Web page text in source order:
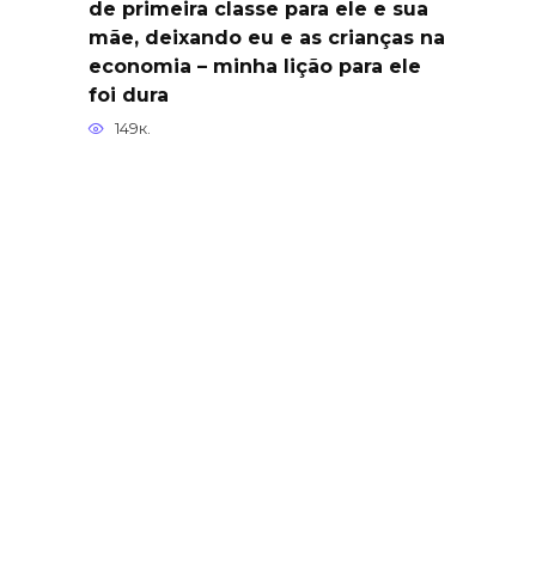
de primeira classe para ele e sua
mãe, deixando eu e as crianças na
economia – minha lição para ele
foi dura
149к.